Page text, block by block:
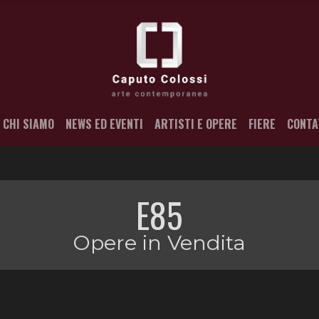
CHI SIAMO NEWS ED EVENTI ARTISTI E OPERE FIERE
E85
Opere in Vendita